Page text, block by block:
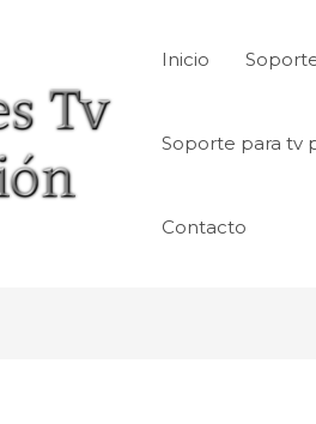
Inicio
Soporte para tv
Contacto